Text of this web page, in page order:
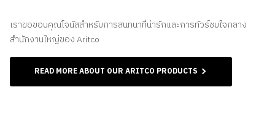
เราขอขอบคุณโจนัสสำหรับการสนทนาที่น่ารักและการทัวร์ชมใจกลาง
สำนักงานใหญ่ของ Aritco
READ MORE ABOUT OUR ARITCO PRODUCTS